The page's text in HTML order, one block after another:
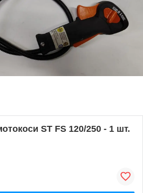
ST FS 120/250 - 1 шт.